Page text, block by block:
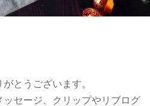
とうございます。
セージ、クリップやリブログ